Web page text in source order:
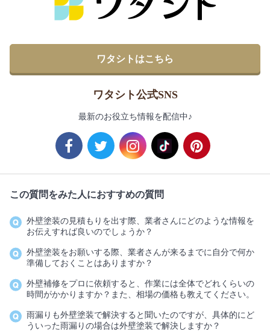
ワタシトはこちら
ワタシト公式SNS
最新のお役立ち情報を配信中♪
この質問をみた人におすすめの質問
外壁塗装の見積もりを出す際、業者さんにどのような情報を
お伝えすれば良いのでしょうか？
外壁塗装をお願いする際、業者さんが来るまでに自分で何か
準備しておくことはありますか？
外壁補修をプロに依頼すると、作業には全体でどれくらいの
時間がかかりますか？また、相場の価格も教えてください。
雨漏りも外壁塗装で解決すると聞いたのですが、具体的にど
ういった雨漏りの場合は外壁塗装で解決しますか？